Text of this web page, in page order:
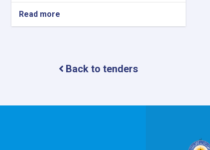
Read more
assignment
(Enhancement
Back to tenders